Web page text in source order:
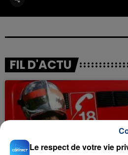
FIL D'ACTU
Le respect de votre vie